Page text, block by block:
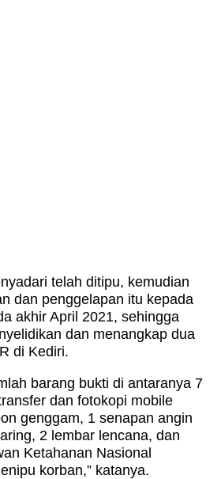
telah ditipu, kemudian
dan penggelapan itu kepada
akhir April 2021, sehingga
dan menangkap dua
di Kediri.
barang bukti di antaranya 7
dan fotokopi mobile
genggam, 1 senapan angin
2 lembar lencana, dan
Ketahanan Nasional
korban,” katanya.